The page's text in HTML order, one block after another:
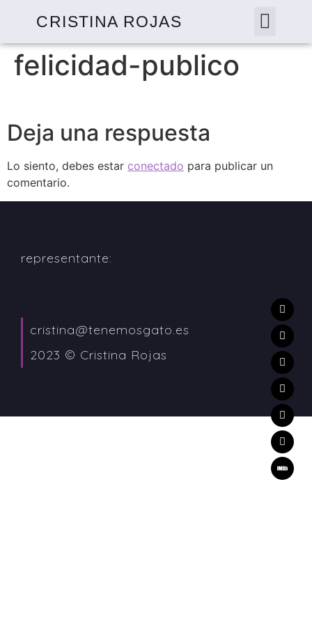
CRISTINA ROJAS
felicidad-publico
Deja una respuesta
Lo siento, debes estar conectado para publicar un
comentario.
representante:
cristina@tenemosgato.es
2023 © Cristina Rojas